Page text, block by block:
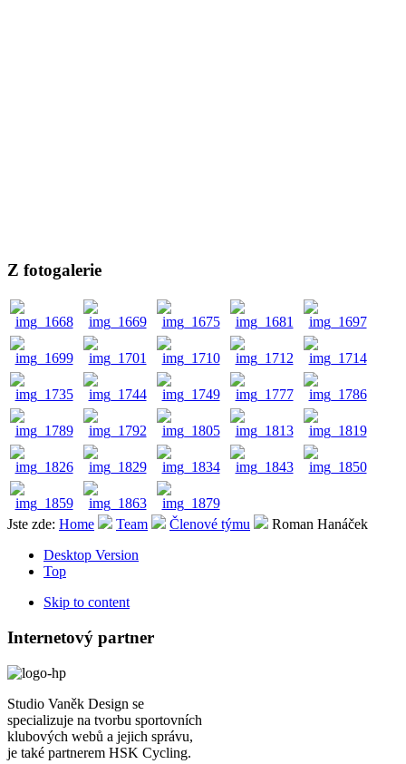
Z fotogalerie
Jste zde: Home Team Členové týmu
Roman Hanáček
Desktop Version
Top
Skip to content
Internetový partner
Studio Vaněk Design se
specializuje na tvorbu sportovních
klubových webů a jejich správu,
je také partnerem HSK Cycling.